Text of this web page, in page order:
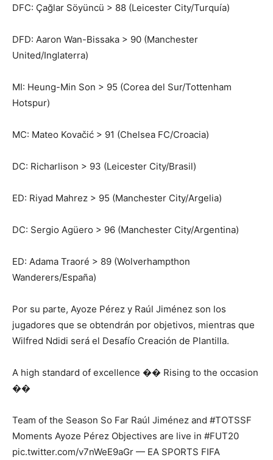
DFC: Çağlar Söyüncü > 88 (Leicester City/Turquía)
DFD: Aaron Wan-Bissaka > 90 (Manchester
United/Inglaterra)
MI: Heung-Min Son > 95 (Corea del Sur/Tottenham
Hotspur)
MC: Mateo Kovačić > 91 (Chelsea FC/Croacia)
DC: Richarlison > 93 (Leicester City/Brasil)
ED: Riyad Mahrez > 95 (Manchester City/Argelia)
DC: Sergio Agüero > 96 (Manchester City/Argentina)
ED: Adama Traoré > 89 (Wolverhampthon
Wanderers/España)
Por su parte, Ayoze Pérez y Raúl Jiménez son los
jugadores que se obtendrán por objetivos, mientras que
Wilfred Ndidi será el Desafío Creación de Plantilla.
A high standard of excellence �� Rising to the occasion
��
Team of the Season So Far Raúl Jiménez and #TOTSSF
Moments Ayoze Pérez Objectives are live in #FUT20
pic.twitter.com/v7nWeE9aGr — EA SPORTS FIFA